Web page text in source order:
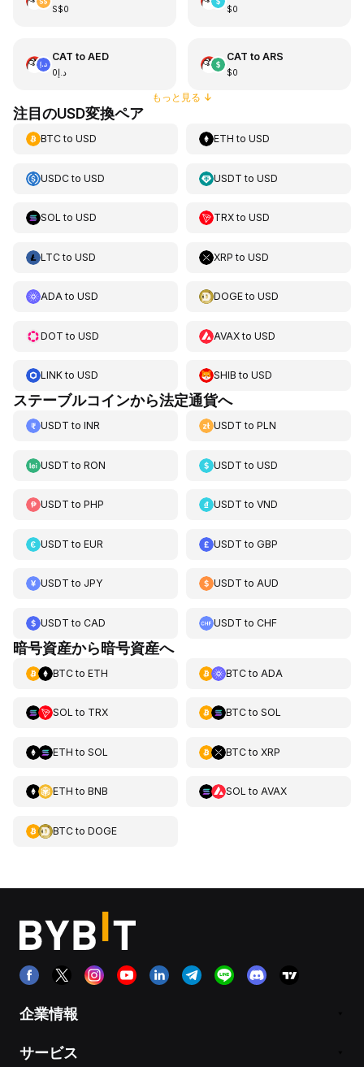
S$0 $0
CAT to AED
د.إ0
CAT to ARS
$0
もっと見る ↓
注目のUSD変換ペア
BTCto USD ETH toUSD
USDCto USD USDT toUSD
SOL to USD TRXtoUSD
LTCto USD XRP toUSD
ADAto USD DOGEtoUSD
DOT to USD AVAXtoUSD
LINKto USD SHIB toUSD
ステーブルコインから法定通貨へ
USDT to INR USDT toPLN
USDT to RON USDT toUSD
USDT to PHP USDT toVND
USDT to EUR USDT toGBP
USDT to JPY USDT toAUD
USDT to CAD USDT toCHF
暗号資産から暗号資産へ
BTCto ETH BTCto ADA
SOL to TRX BTCto SOL
ETH to SOL BTCto XRP
ETH to BNB SOL to AVAX
BTCto DOGE
企業情報
サービス